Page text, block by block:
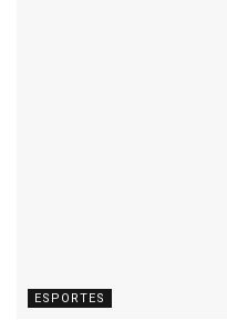
ESPORTES